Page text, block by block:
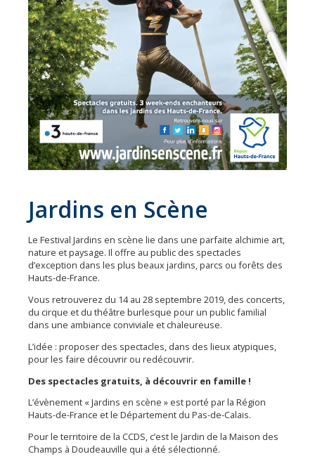
Actualités
Naturéo
Office
de
Tourisme
Mobilité
Offres
d'emploi
Jardins en Scène
Le Festival Jardins en scène lie dans une parfaite alchimie art,
nature et paysage. Il offre au public des spectacles
d’exception dans les plus beaux jardins, parcs ou forêts des
Hauts-de-France.
Vous retrouverez du 14 au 28 septembre 2019, des concerts,
du cirque et du théâtre burlesque pour un public familial
dans une ambiance conviviale et chaleureuse.
L’idée : proposer des spectacles, dans des lieux atypiques,
pour les faire découvrir ou redécouvrir.
Des spectacles gratuits, à découvrir en famille !
L’évènement « Jardins en scène » est porté par la Région
Hauts-de-France et le Département du Pas-de-Calais.
Pour le territoire de la CCDS, c’est le Jardin de la Maison des
Champs à Doudeauville qui a été sélectionné.